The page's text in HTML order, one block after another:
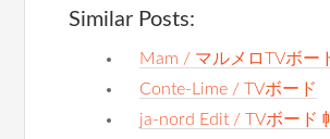
Similar Posts:
Mam / マルメロTVボー
Conte-Lime / TVボード
ja-nord Edit / TVボード